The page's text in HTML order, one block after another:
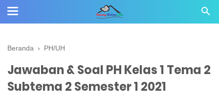
Beranda › PH/UH
Jawaban & Soal PH Kelas 1 Tema 2
Subtema 2 Semester 1 2021